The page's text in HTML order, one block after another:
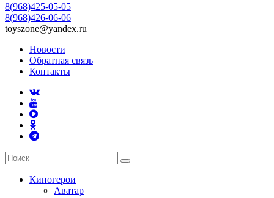
8(968)425-05-05
8(968)426-06-06
toyszone@yandex.ru
Новости
Обратная связь
Контакты
Киногерои
Аватар